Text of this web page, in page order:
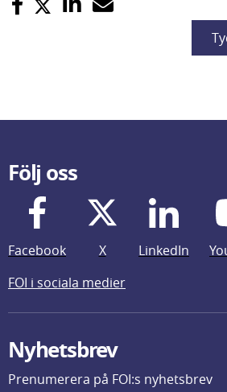
Följ oss
Facebook X LinkedIn
FOI i sociala medier
Nyhetsbrev
Prenumerera på FOI:s nyhetsbrev